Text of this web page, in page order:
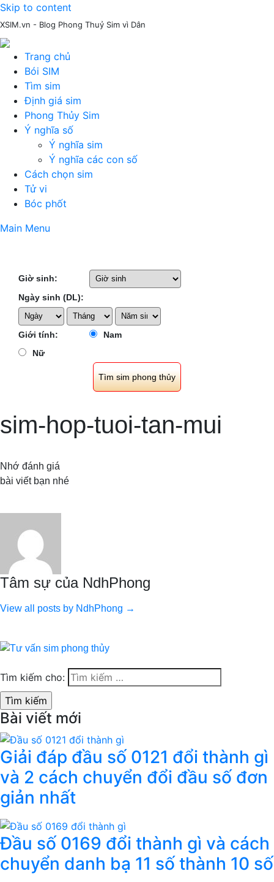
Skip to content
XSIM.vn - Blog Phong Thuỷ Sim vì Dân
Trang chủ
Bói SIM
Tìm sim
Định giá sim
Phong Thủy Sim
Ý nghĩa số
Ý nghĩa sim
Ý nghĩa các con số
Cách chọn sim
Tử vi
Bóc phốt
Main Menu
Giờ sinh:
Ngày sinh (DL):
Giới tính:
Nam
Nữ
sim-hop-tuoi-tan-mui
Nhớ đánh giá
bài viết bạn nhé
Tâm sự của NdhPhong
View all posts by NdhPhong →
Tìm kiếm cho:
Bài viết mới
Giải đáp đầu số 0121 đổi thành gì
và 2 cách chuyển đổi đầu số đơn
giản nhất
Đầu số 0169 đổi thành gì và cách
chuyển danh bạ 11 số thành 10 số